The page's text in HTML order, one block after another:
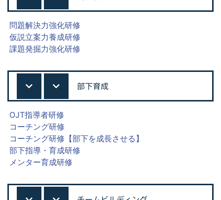
問題解決力強化研修
仮説立案力養成研修
課題発掘力強化研修
部下育成
OJT指導者研修
コーチング研修
コーチング研修【部下を成長させる】
部下指導・育成研修
メンター育成研修